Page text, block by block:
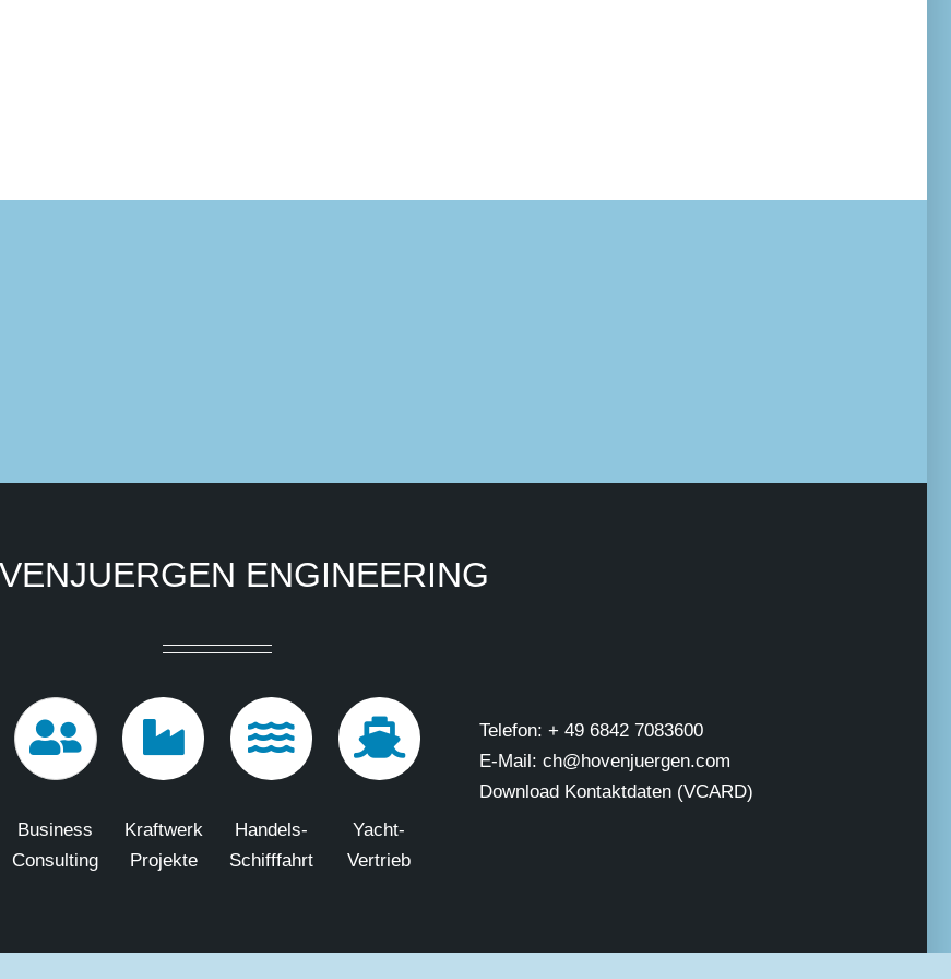
ENGINEERING
Business
Consulting
Kraftwerk
Projekte
Handels-
Schifffahrt
Yacht-
Vertrieb
Telefon: + 49 6842 7083600
E-Mail: ch@hovenjuergen.com
Download Kontaktdaten (VCARD)